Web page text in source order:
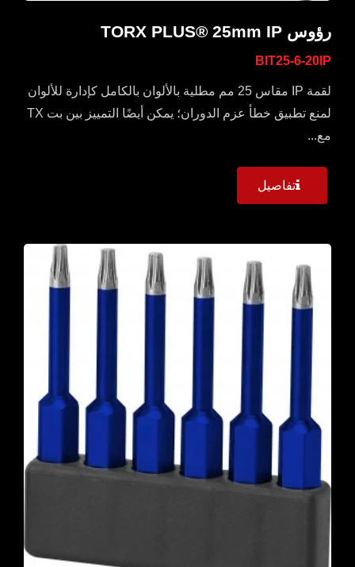
رؤوس TORX PLUS® 25mm IP
BIT25-6-20IP
لقمة IP مقاس 25 مم مطلية بالألوان بالكامل كإدارة للألوان
لمنع تطبيق خطأ عزم الدوران؛ يمكن أيضًا التمييز بين بت TX
مع...
تفاصيل